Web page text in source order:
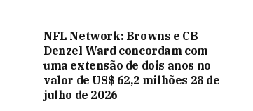
NFL Network: Browns e CB
Denzel Ward concordam com
uma extensão de dois anos no
valor de US$ 62,2 milhões 28 de
julho de 2026